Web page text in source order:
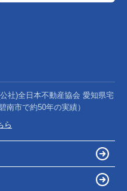
社)全日本不動産協会 愛知県宅
南市で約50年の実績）
ら